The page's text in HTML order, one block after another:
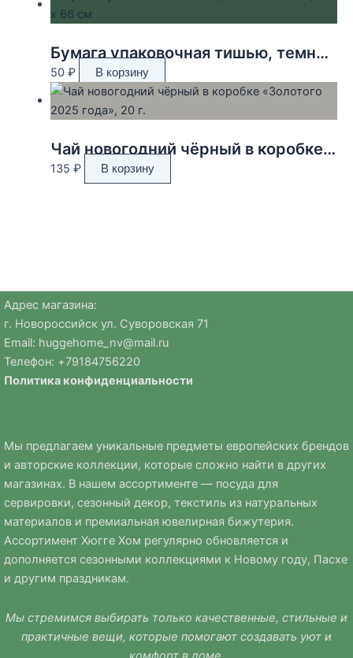
Бумага упаковочная тишью, темно-зелёная, 50 х 66 см
50 ₽ В корзину
Чай новогодний чёрный в коробке «Золотого 2025 года», 20 г.
135 ₽ В корзину
Адрес магазина:
г. Новороссийск ул. Суворовская 71
Email: huggehome_nv@mail.ru
Телефон: +79184756220
Политика конфиденциальности
Мы предлагаем уникальные предметы европейских брендов
и авторские коллекции, которые сложно найти в других
магазинах. В нашем ассортименте — посуда для
сервировки, сезонный декор, текстиль из натуральных
материалов и премиальная ювелирная бижутерия.
Ассортимент Хюгге Хом регулярно обновляется и
дополняется сезонными коллекциями к Новому году, Пасхе
и другим праздникам.
Мы стремимся выбирать только качественные, стильные и
практичные вещи, которые помогают создавать уют и